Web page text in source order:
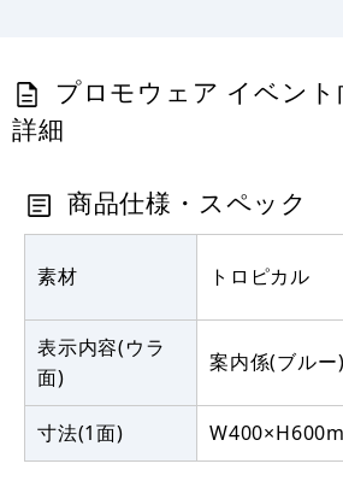
プロモウェア イベント
詳細
商品仕様・スペック
素材 トロピカル
表示内容(ウラ
面)
案内係(ブル
寸法(1面)